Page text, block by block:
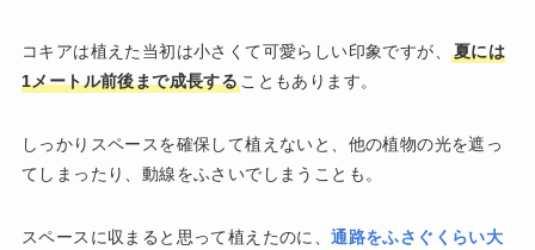
コキアは植えた当初は小さくて可愛らしい印象ですが、
夏には
1メートル前後まで成長する こともあります。
しっかりスペースを確保して植えないと、他の植物の光を遮っ
てしまったり、動線をふさいでしまうことも。
スペースに収まると思って植えたのに、通路をふさぐくらい大